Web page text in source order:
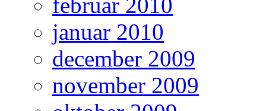
januar 2010
december 2009
november 2009